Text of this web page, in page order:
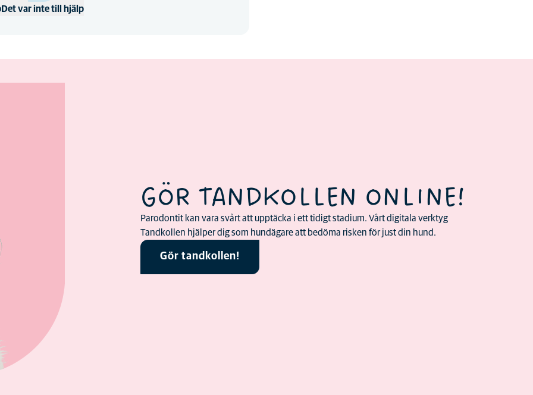
Det var inte till hjälp
GÖR TANDKOLLEN ONLINE!
Parodontit kan vara svårt att upptäcka i ett tidigt stadium. Vårt digitala verktyg
Tandkollen hjälper dig som hundägare att bedöma risken för just din hund.
Gör tandkollen!